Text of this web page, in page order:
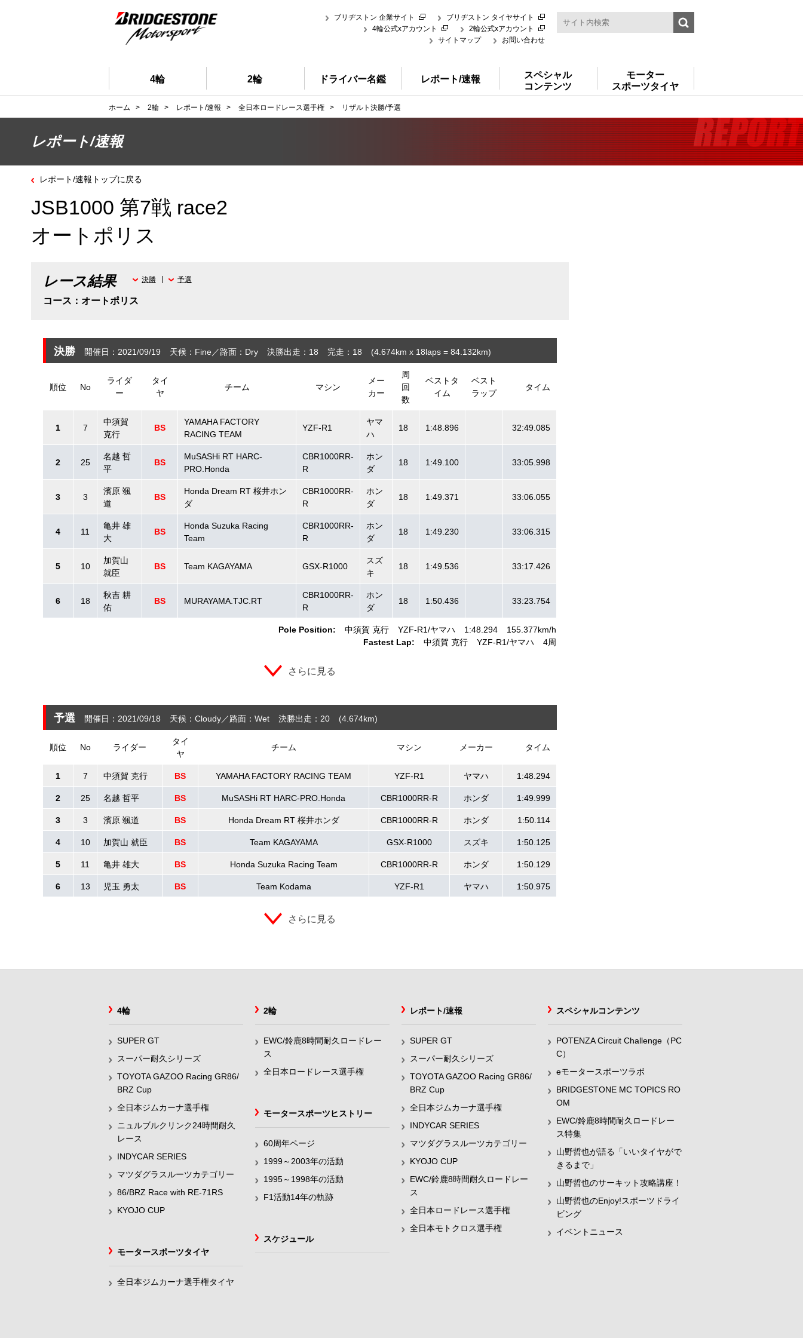
ブリヂストン 企業サイト
ブリヂストン タイヤサイト
4輪公式xアカウント
2輪公式xアカウント
サイトマップ
お問い合わせ
4輪 2輪 ドライバー名鑑 レポート/速報
スペシャル
コンテンツ
モーター
スポーツタイヤ
ホーム > 2輪 > レポート/速報 > 全日本ロードレース選手権 > リザルト決勝/予選
レポート/速報
レポート/速報トップに戻る
JSB1000 第7戦 race2
オートポリス
レース結果
コース：オートポリス
決勝 予選
決勝 開催日：2021/09/19 天候：Fine 路面：Dry 決勝出走：18 完走：18 (4.674km x 18laps = 84.132km)
順位 No
ライダ
ー
タイ
ヤ
チーム マシン
メー
カー
周
回
数
ベストタ
イム
ベスト
ラップ
タイム
Pole Position: 中須賀 克行 YZF-R1 ヤマハ 1:48.294
155.377km/h
Fastest Lap:
中須賀 克行 YZF-R1 ヤマハ 4周
1 7
中須賀
克行
BS
YAMAHA FACTORY
RACING TEAM
YZF-R1
ヤマ
ハ
18 1:48.896 32:49.085
2 25
名越 哲
平
BS
MuSASHi RT HARC-
PRO.Honda
CBR1000RR-
R
ホン
ダ
18 1:49.100 33:05.998
3 3
濱原 颯
道
BS
Honda Dream RT 桜井ホン
ダ
CBR1000RR-
R
ホン
ダ
18 1:49.371 33:06.055
4 11
亀井 雄
大
BS
Honda Suzuka Racing
Team
CBR1000RR-
R
ホン
ダ
18 1:49.230 33:06.315
5 10
加賀山
就臣
BS Team KAGAYAMA GSX-R1000
スズ
キ
18 1:49.536 33:17.426
6 18
秋吉 耕
佑
BS MURAYAMA.TJC.RT
CBR1000RR-
R
ホン
ダ
18 1:50.436 33:23.754
さらに見る
予選 開催日：2021/09/18 天候：Cloudy 路面：Wet 決勝出走：20 (4.674km)
順位 No ライダー
タイ
ヤ
チーム マシン メーカー タイム
1 7 中須賀 克行 BS YAMAHA FACTORY RACING TEAM YZF-R1 ヤマハ 1:48.294
2 25 名越 哲平 BS MuSASHi RT HARC-PRO.Honda CBR1000RR-R ホンダ 1:49.999
3 3 濱原 颯道 BS Honda Dream RT 桜井ホンダ CBR1000RR-R ホンダ 1:50.114
4 10 加賀山 就臣 BS Team KAGAYAMA GSX-R1000 スズキ 1:50.125
5 11 亀井 雄大 BS Honda Suzuka Racing Team CBR1000RR-R ホンダ 1:50.129
6 13 児玉 勇太 BS Team Kodama YZF-R1 ヤマハ 1:50.975
さらに見る
4輪
SUPER GT
スーパー耐久シリーズ
TOYOTA GAZOO Racing GR86/
BRZ Cup
全日本ジムカーナ選手権
ニュルブルクリンク24時間耐久
レース
INDYCAR SERIES
マツダグラスルーツカテゴリー
86/BRZ Race with RE-71RS
KYOJO CUP
2輪
EWC/鈴鹿8時間耐久ロードレー
ス
全日本ロードレース選手権
レポート/速報
SUPER GT
スーパー耐久シリーズ
TOYOTA GAZOO Racing GR86/
BRZ Cup
全日本ジムカーナ選手権
INDYCAR SERIES
マツダグラスルーツカテゴリー
KYOJO CUP
EWC/鈴鹿8時間耐久ロードレー
ス
全日本ロードレース選手権
全日本モトクロス選手権
スペシャルコンテンツ
POTENZA Circuit Challenge（PC
C）
eモータースポーツラボ
BRIDGESTONE MC TOPICS RO
OM
EWC/鈴鹿8時間耐久ロードレー
ス特集
山野哲也が語る「いいタイヤがで
きるまで」
山野哲也のサーキット攻略講座！
山野哲也のEnjoy!スポーツドライ
ビング
イベントニュース
モータースポーツヒストリー
60周年ページ
1999～2003年の活動
1995～1998年の活動
F1活動14年の軌跡
スケジュール
モータースポーツタイヤ
全日本ジムカーナ選手権タイヤ